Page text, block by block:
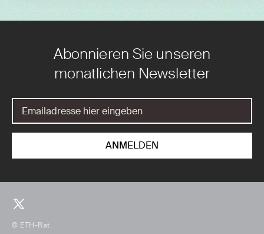
Abonnieren Sie unseren
monatlichen Newsletter
© ETH-Rat